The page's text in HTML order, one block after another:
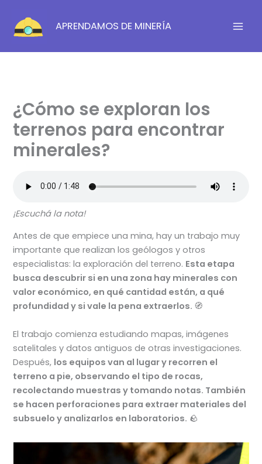
contenido
APRENDAMOS DE MINERÍA
¿Cómo se exploran los
terrenos para encontrar
minerales?
¡Escuchá la nota!
Antes de que empiece una mina, hay un trabajo muy
importante que realizan los geólogos y otros
especialistas: la exploración del terreno. Esta etapa
busca descubrir si en una zona hay minerales con
valor económico, en qué cantidad están, a qué
profundidad y si vale la pena extraerlos. 🧭
El trabajo comienza estudiando mapas, imágenes
satelitales y datos antiguos de otras investigaciones.
Después, los equipos van al lugar y recorren el
terreno a pie, observando el tipo de rocas,
recolectando muestras y tomando notas. También
se hacen perforaciones para extraer materiales del
subsuelo y analizarlos en laboratorios. 🪨